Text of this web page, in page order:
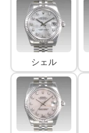
シェル